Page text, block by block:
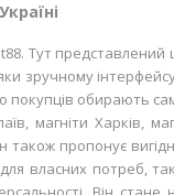
Тут
зручному
покупців обирають
магніти Харків,
пропонує
власних потреб,